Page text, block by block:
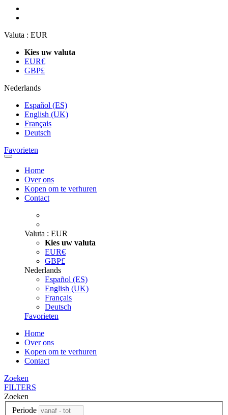
Valuta : EUR
Kies uw valuta
EUR€
GBP£
Nederlands
Español (ES)
English (UK)
Français
Deutsch
Favorieten
Home
Over ons
Kopen om te verhuren
Contact
Valuta : EUR
Kies uw valuta
EUR€
GBP£
Nederlands
Español (ES)
English (UK)
Français
Deutsch
Favorieten
Home
Over ons
Kopen om te verhuren
Contact
Zoeken
FILTERS
Zoeken
Periode